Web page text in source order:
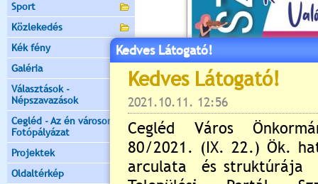
Sport
Közlekedés
Kék fény
Galéria
Választások -
Népszavazások
Cegléd - Az én városom -
Fotópályázat
Projektek
Oldaltérkép
Kedves Látogató!